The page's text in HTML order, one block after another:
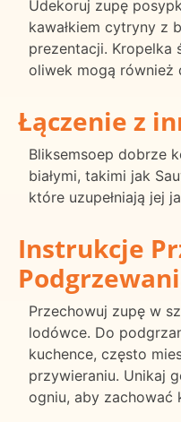
Udekoruj zupę
kawałkiem cytryny z
prezentacji. Kropelka
oliwek mogą również
Łączenie z
Bliksemsoep dobrze
białymi, takimi jak
które uzupełniają jej
Instrukcje
Przechowuj zupę w
lodówce. Do
kuchence, często
przywieraniu. Unikaj
ogniu, aby zachować